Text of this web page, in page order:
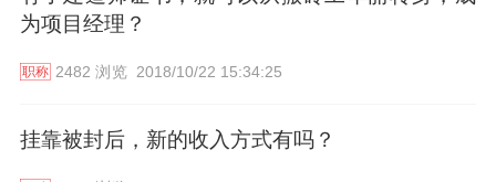
为项目经理？
职称 2482 浏览 2018/10/22 15:34:25
挂靠被封后，新的收入方式有吗？